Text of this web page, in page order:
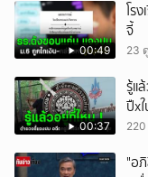
00:49
โร
จี้
23 ดู
00:37
รู้แ
ปืx
220
"อ